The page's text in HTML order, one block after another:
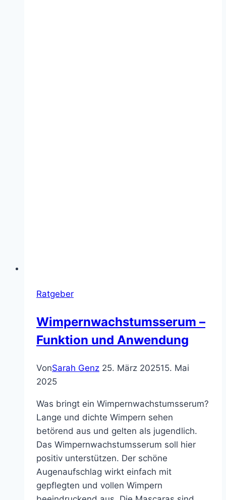
Ratgeber
Wimpernwachstumsserum –
Funktion und Anwendung
VonSarah Genz 25. März 202515. Mai
2025
Was bringt ein Wimpernwachstumsserum?
Lange und dichte Wimpern sehen
betörend aus und gelten als jugendlich.
Das Wimpernwachstumsserum soll hier
positiv unterstützen. Der schöne
Augenaufschlag wirkt einfach mit
gepflegten und vollen Wimpern